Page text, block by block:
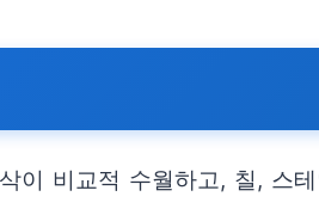
이 비교적 수월하고, 칠, 스